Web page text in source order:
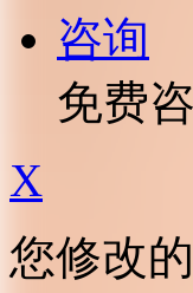
咨询
免费
X
您修改